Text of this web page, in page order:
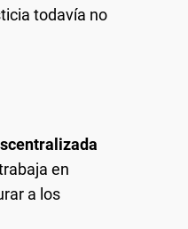
todavía no
en
a los